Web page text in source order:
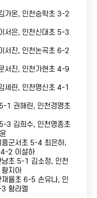
가온, 인천승학초 3-2
서은, 인천신대초 5-3
서진, 인천논곡초 6-2
서진, 인천가현초 4-9
세린, 인천명신초 4-1
1 권해린, 인천경명초
3 김희수, 인천영종초
군서초 5-4 최은하,
2 이설하
초 5-1 김소정, 인천
지아
율초 6-5 손유나, 인
황라엘